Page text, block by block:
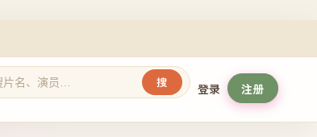
搜 登录 注册